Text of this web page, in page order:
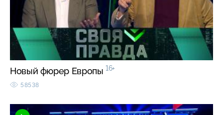
Новый фюрер Европы 16+
58538